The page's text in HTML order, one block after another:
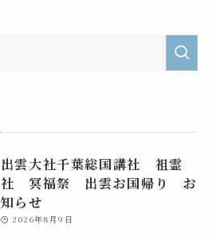
出雲大社千葉総国講社 祖霊
社 冥福祭 出雲お国帰り お
知らせ
2026年8月9日